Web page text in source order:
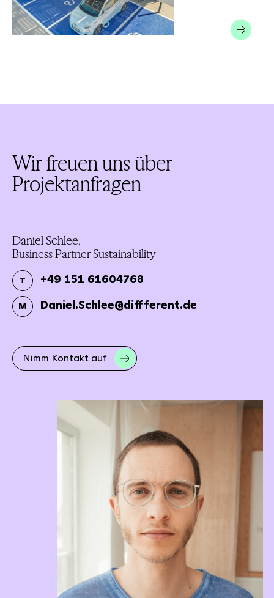
Wir freuen uns über
Projektanfragen
Daniel Schlee,
Business Partner Sustainability
T +49 151 61604768
M Daniel.Schlee@diffferent.de
Nimm Kontakt auf